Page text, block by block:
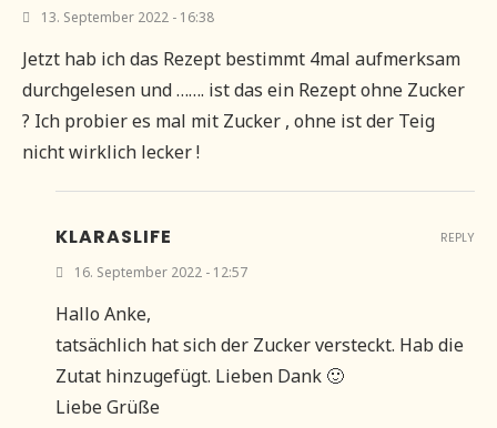
13. September 2022 - 16:38
Jetzt hab ich das Rezept bestimmt 4mal aufmerksam
durchgelesen und ……. ist das ein Rezept ohne Zucker
? Ich probier es mal mit Zucker , ohne ist der Teig
nicht wirklich lecker !
KLARASLIFE
16. September 2022 - 12:57
Hallo Anke,
tatsächlich hat sich der Zucker versteckt. Hab die
Zutat hinzugefügt. Lieben Dank 🙂
Liebe Grüße
REPLY